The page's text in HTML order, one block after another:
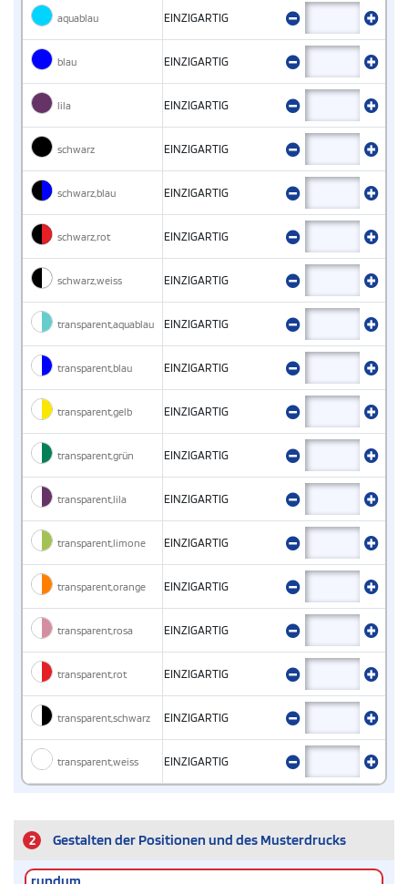
aquablau EINZIGARTIG
blau EINZIGARTIG
lila EINZIGARTIG
schwarz EINZIGARTIG
schwarz,blau EINZIGARTIG
schwarz,rot EINZIGARTIG
schwarz,weiss EINZIGARTIG
transparent,aquablau EINZIGARTIG
transparent,blau EINZIGARTIG
transparent,gelb EINZIGARTIG
transparent,grün EINZIGARTIG
transparent,lila EINZIGARTIG
transparent,limone EINZIGARTIG
transparent,orange EINZIGARTIG
transparent,rosa EINZIGARTIG
transparent,rot EINZIGARTIG
transparent,schwarz EINZIGARTIG
transparent,weiss EINZIGARTIG
2 Gestalten der Positionen und des Musterdrucks